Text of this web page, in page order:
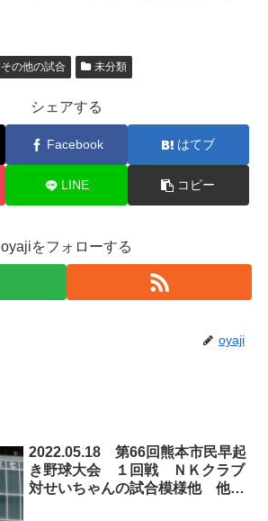
その他の試合 未分類
シェアする
Facebook はてブ
LINE コピー
oyajiをフォローする
oyaji
2022.05.18 第66回熊本市民早起
き野球大会 １回戦 ＮＫクラブ
対せいちゃんの試合模様他 他会